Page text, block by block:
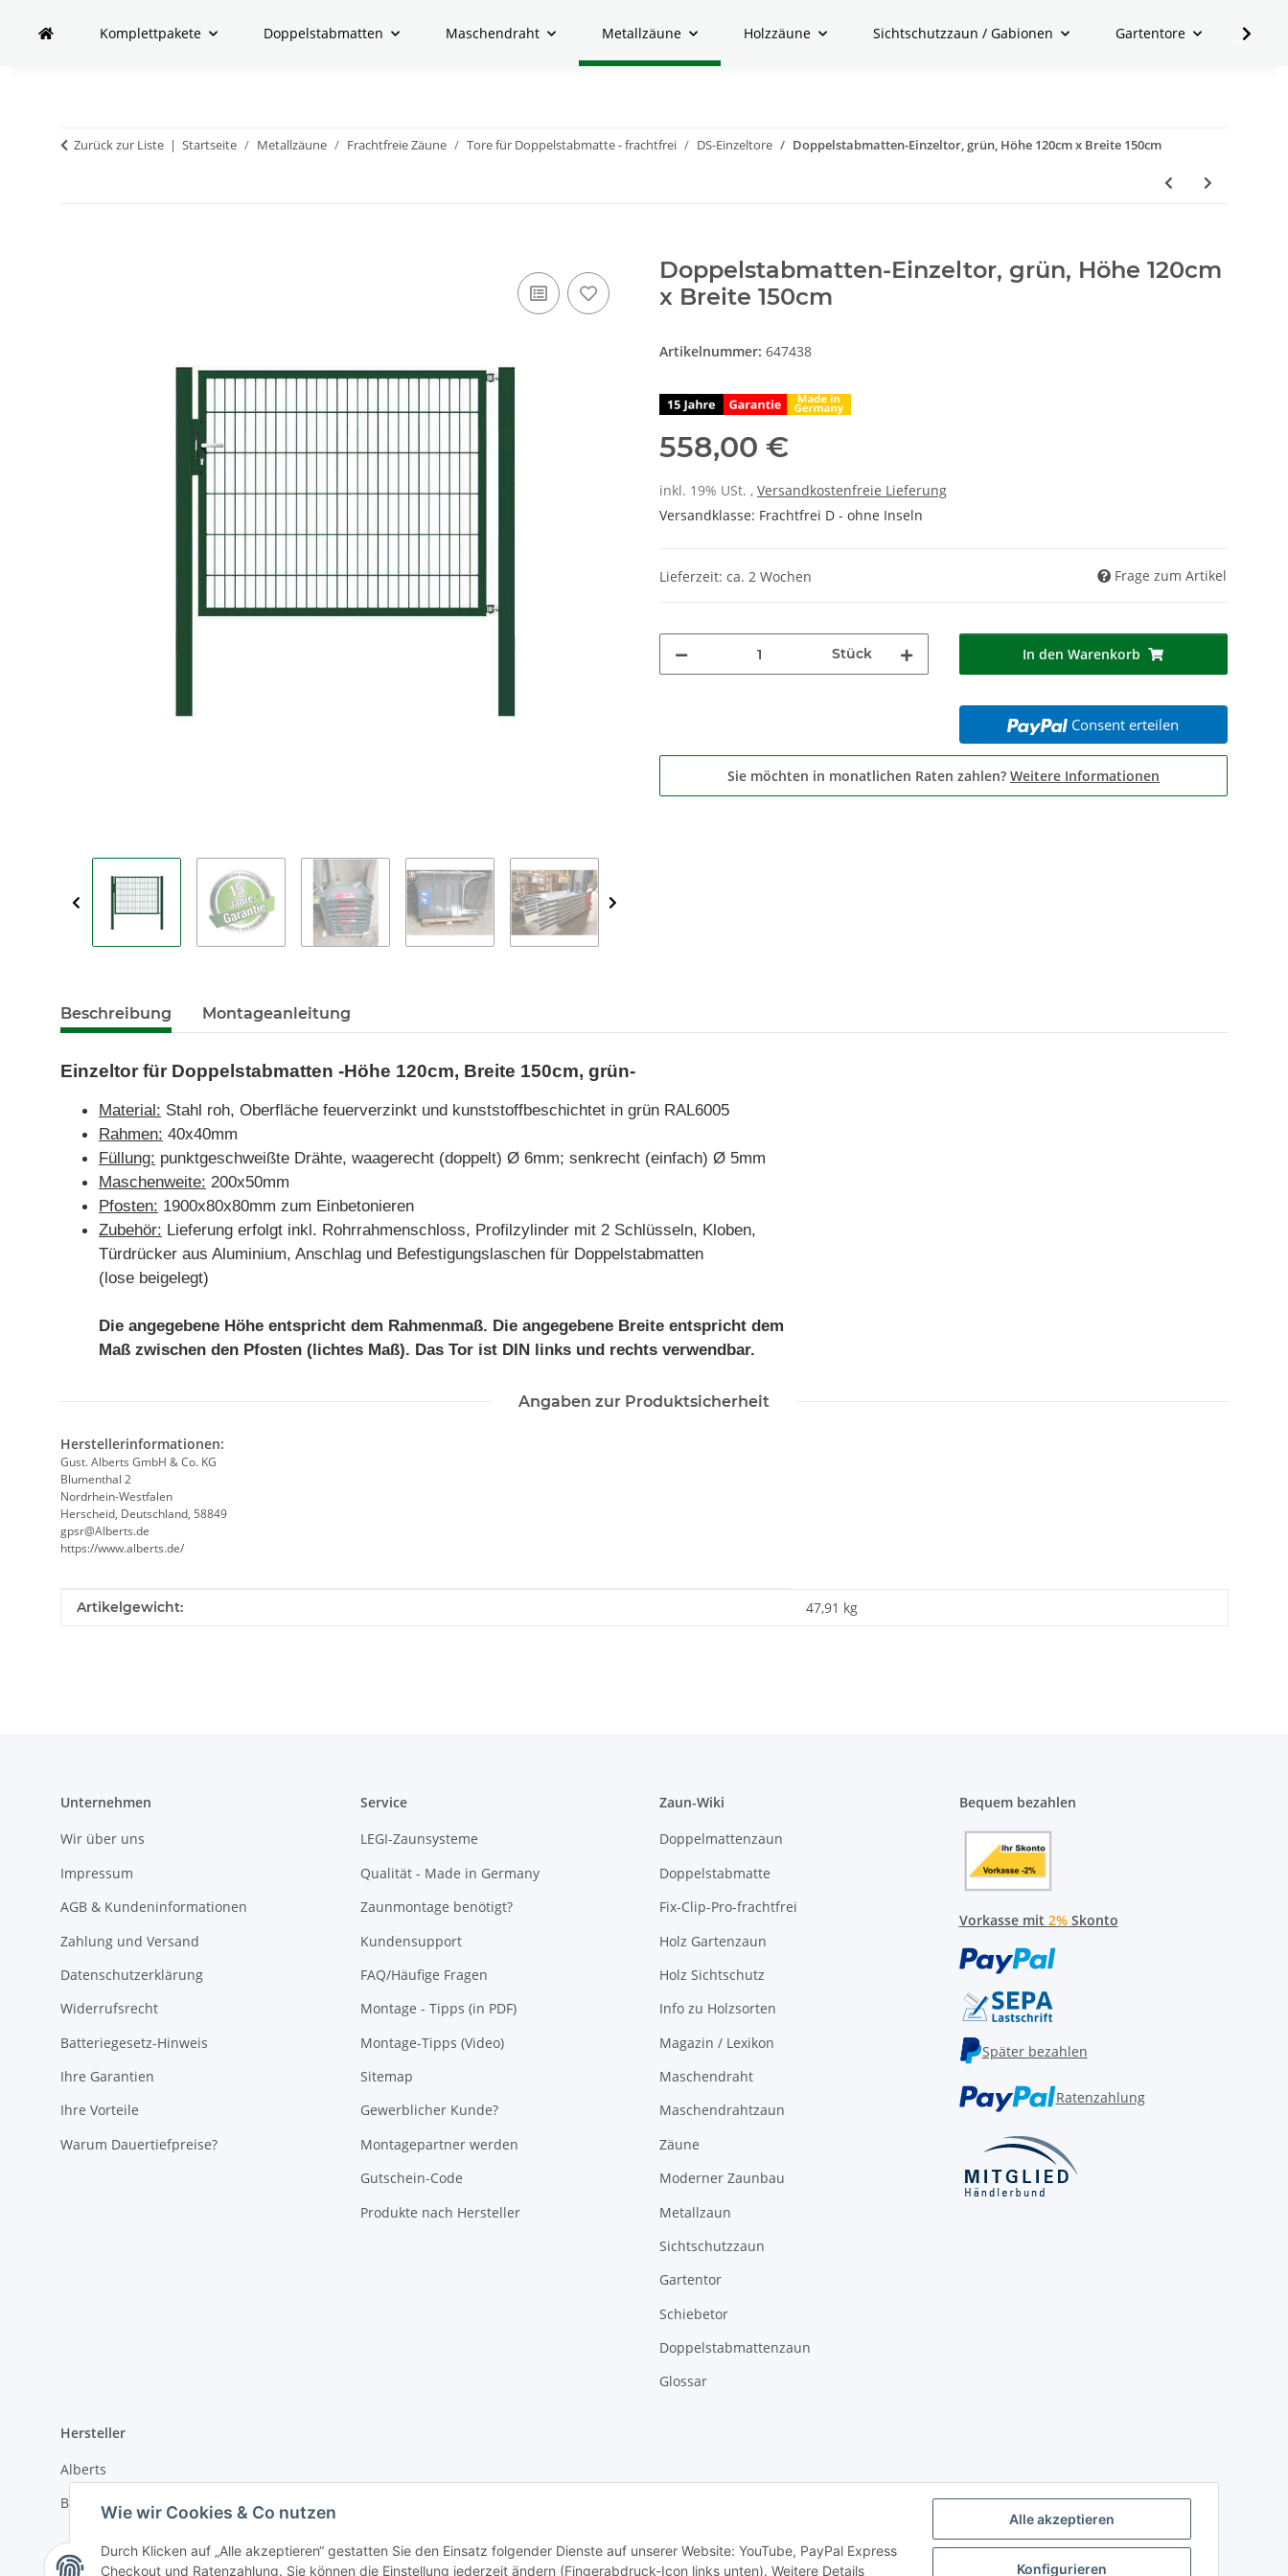
Alle akzeptieren
Konfigurieren
Wie wir Cookies & Co nutzen
Durch Klicken auf „Alle akzeptieren“ gestatten Sie den Einsatz folgender Dienste auf unserer Website: YouTube, PayPal Express
Checkout und Ratenzahlung. Sie können die Einstellung jederzeit ändern (Fingerabdruck-Icon links unten). Weitere Details
Komplettpakete Doppelstabmatten Maschendraht Metallzäune Holzzäune Sichtschutzzaun / Gabionen Gartentore
Zurück zur Liste Startseite Metallzäune Frachtfreie Zäune Tore für Doppelstabmatte - frachtfrei DS-Einzeltore Doppelstabmatten-Einzeltor, grün, Höhe 120cm x Breite 150cm
Doppelstabmatten-Einzeltor, grün, Höhe 120cm
x Breite 150cm
Artikelnummer: 647438
558,00 €
inkl. 19% USt. , Versandkostenfreie Lieferung
Versandklasse: Frachtfrei D - ohne Inseln
Lieferzeit: ca. 2 Wochen Frage zum Artikel
Stück In den Warenkorb
Consent erteilen
Sie möchten in monatlichen Raten zahlen? Weitere Informationen
Beschreibung Montageanleitung
Einzeltor für Doppelstabmatten -Höhe 120cm, Breite 150cm, grün-
Material: Stahl roh, Oberfläche feuerverzinkt und kunststoffbeschichtet in grün RAL6005
Rahmen: 40x40mm
Füllung: punktgeschweißte Drähte, waagerecht (doppelt) Ø 6mm; senkrecht (einfach) Ø 5mm
Maschenweite: 200x50mm
Pfosten: 1900x80x80mm zum Einbetonieren
Zubehör: Lieferung erfolgt inkl. Rohrrahmenschloss, Profilzylinder mit 2 Schlüsseln, Kloben,
Türdrücker aus Aluminium, Anschlag und Befestigungslaschen für Doppelstabmatten
(lose beigelegt)
Die angegebene Höhe entspricht dem Rahmenmaß. Die angegebene Breite entspricht dem
Maß zwischen den Pfosten (lichtes Maß). Das Tor ist DIN links und rechts verwendbar.
Angaben zur Produktsicherheit
Herstellerinformationen:
Gust. Alberts GmbH & Co. KG
Blumenthal 2
Nordrhein-Westfalen
Herscheid, Deutschland, 58849
gpsr@Alberts.de
https://www.alberts.de/
Produkteigenschaft
Wert
Artikelgewicht: 47,91 kg
Unternehmen
Wir über uns
Impressum
AGB & Kundeninformationen
Zahlung und Versand
Datenschutzerklärung
Widerrufsrecht
Batteriegesetz-Hinweis
Ihre Garantien
Ihre Vorteile
Warum Dauertiefpreise?
Service
LEGI-Zaunsysteme
Qualität - Made in Germany
Zaunmontage benötigt?
Kundensupport
FAQ/Häufige Fragen
Montage - Tipps (in PDF)
Montage-Tipps (Video)
Sitemap
Gewerblicher Kunde?
Montagepartner werden
Gutschein-Code
Produkte nach Hersteller
Zaun-Wiki
Doppelmattenzaun
Doppelstabmatte
Fix-Clip-Pro-frachtfrei
Holz Gartenzaun
Holz Sichtschutz
Info zu Holzsorten
Magazin / Lexikon
Maschendraht
Maschendrahtzaun
Zäune
Moderner Zaunbau
Metallzaun
Sichtschutzzaun
Gartentor
Schiebetor
Doppelstabmattenzaun
Glossar
Bequem bezahlen
Vorkasse mit 2%Skonto
Später bezahlen
Ratenzahlung
Hersteller
Alberts
BM Massivholz-Zäune
Vertrag widerrufen